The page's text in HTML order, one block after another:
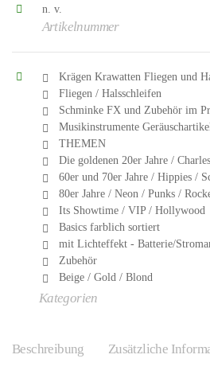
n. v.
Artikelnummer
Krägen Krawatten Fliegen und
Fliegen / Halsschleifen
Schminke FX und Zubehör im
Musikinstrumente
THEMEN
Die goldenen 20er Jahre /
60er und 70er Jahre / Hippies /
80er Jahre / Neon / Punks /
Its Showtime / VIP / Hollywood
Basics farblich sortiert
mit Lichteffekt - Batterie/
Zubehör
Beige / Gold / Blond
Kategorien
Beschreibung Zusätzliche